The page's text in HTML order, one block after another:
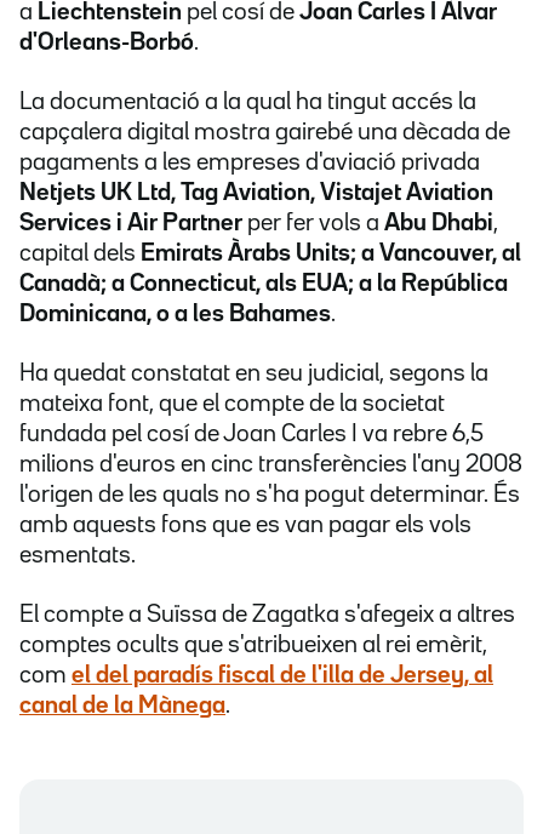
a Liechtenstein pel cosí de Joan Carles I Àlvar
d'Orleans-Borbó.
La documentació a la qual ha tingut accés la
capçalera digital mostra gairebé una dècada de
pagaments a les empreses d'aviació privada
Netjets UK Ltd, Tag Aviation, Vistajet Aviation
Services i Air Partner per fer vols a Abu Dhabi,
capital dels Emirats Àrabs Units; a Vancouver, al
Canadà; a Connecticut, als EUA; a la República
Dominicana, o a les Bahames.
Ha quedat constatat en seu judicial, segons la
mateixa font, que el compte de la societat
fundada pel cosí de Joan Carles I va rebre 6,5
milions d'euros en cinc transferències l'any 2008
l'origen de les quals no s'ha pogut determinar. És
amb aquests fons que es van pagar els vols
esmentats.
El compte a Suïssa de Zagatka s'afegeix a altres
comptes ocults que s'atribueixen al rei emèrit,
com el del paradís fiscal de l'illa de Jersey, al
canal de la Mànega.